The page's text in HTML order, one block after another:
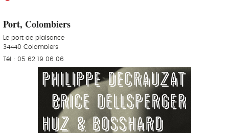
Port, Colombiers
Le port de plaisance
34440 Colombiers
Tél : 05 62 19 06 06